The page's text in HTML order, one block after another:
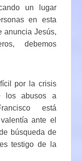
un lugar
en esta
anuncia Jesús,
debemos
por la crisis
los abusos a
está
ante el
búsqueda de
testigo de la